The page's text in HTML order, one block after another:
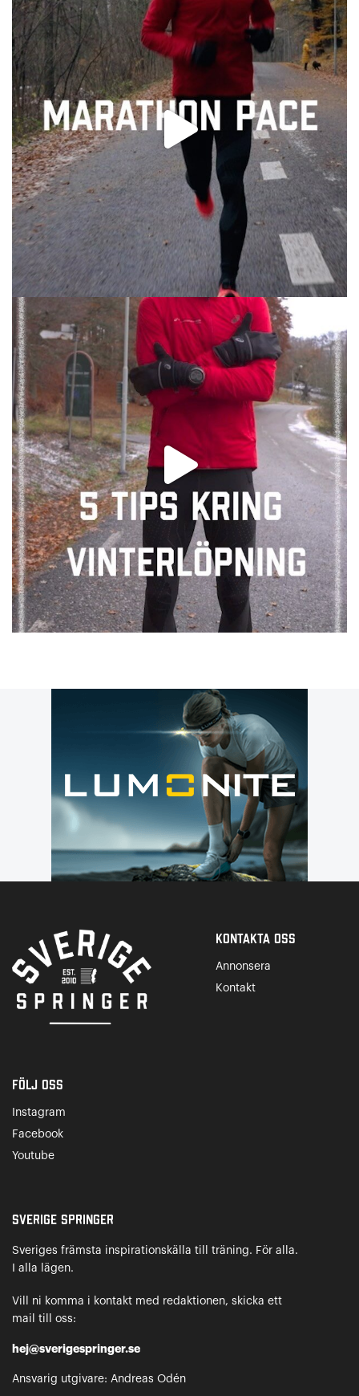
Kontakta Oss
Annonsera
Kontakt
Följ oss
Instagram
Facebook
Youtube
Sverige Springer
Sveriges främsta inspirationskälla till träning. För alla.
I alla lägen.
Vill ni komma i kontakt med redaktionen, skicka ett
mail till oss:
hej@sverigespringer.se
Ansvarig utgivare: Andreas Odén